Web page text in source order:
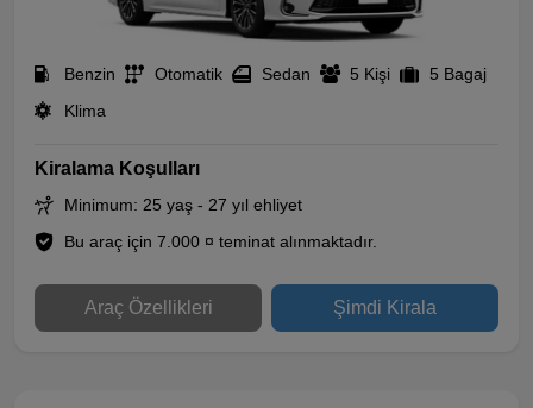
Benzin Otomatik Sedan 5 Kişi
5 Bagaj
Klima
Kiralama Koşulları
Minimum: 25 yaş - 27 yıl ehliyet
Bu araç için 7.000 ¤ teminat alınmaktadır.
Araç Özellikleri Şimdi Kirala